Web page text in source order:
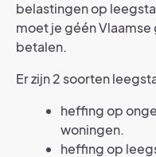
belastingen op
moet je géén
betalen.
Er zijn 2 soorten
heffing op
woningen.
heffing op